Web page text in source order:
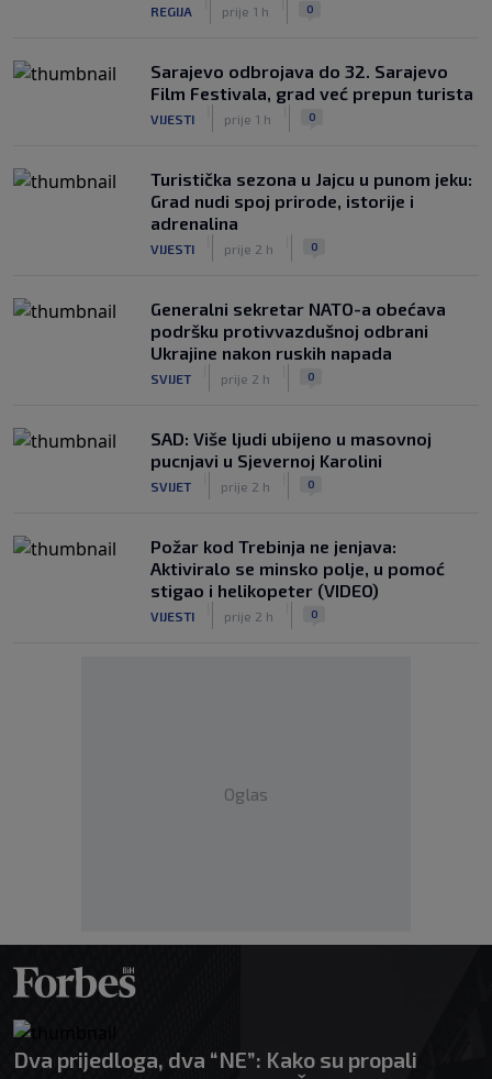
REGIJA prije 1 h 0
Sarajevo odbrojava do 32. Sarajevo
Film Festivala, grad već prepun turista
VIJESTI prije 1 h 0
Turistička sezona u Jajcu u punom jeku:
Grad nudi spoj prirode, istorije i
adrenalina
VIJESTI prije 2 h 0
Generalni sekretar NATO-a obećava
podršku protivvazdušnoj odbrani
Ukrajine nakon ruskih napada
SVIJET prije 2 h 0
SAD: Više ljudi ubijeno u masovnoj
pucnjavi u Sjevernoj Karolini
SVIJET prije 2 h 0
Požar kod Trebinja ne jenjava:
Aktiviralo se minsko polje, u pomoć
stigao i helikopeter (VIDEO)
VIJESTI prije 2 h 0
Oglas
Dva prijedloga, dva “NE”: Kako su propali